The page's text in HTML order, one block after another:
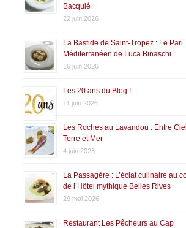
Bacquié
22 juin 2026
La Bastide de Saint-Tropez : Le Pari
Méditerranéen de Luca Binaschi
16 juin 2026
Les 20 ans du Blog !
11 juin 2026
Les Roches au Lavandou : Entre Ciel,
Terre et Mer
4 juin 2026
La Passagère : L’éclat culinaire au
de l’Hôtel mythique Belles Rives
29 mai 2026
Restaurant Les Pêcheurs au Cap